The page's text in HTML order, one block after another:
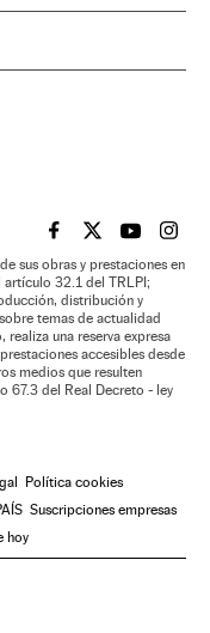
EL PAÍS BRASIL EN
EL PAÍSEL PAÍS
EL
sus obras y prestaciones en
artículo 32.1 del TRLPI;
distribución y
temas de actualidad
una reserva expresa
accesibles desde
medios que resulten
67.3 del Real Decreto - ley
Política cookies
Suscripciones empresas
hoy